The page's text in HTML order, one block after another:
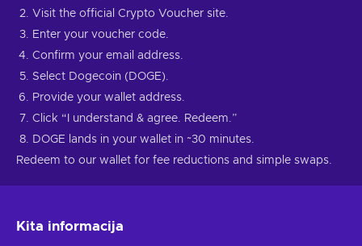
Visit the official Crypto Voucher site.
Enter your voucher code.
Confirm your email address.
Select Dogecoin (DOGE).
Provide your wallet address.
Click “I understand & agree. Redeem.”
DOGE lands in your wallet in ~30 minutes.
Redeem to our wallet for fee reductions and simple swaps.
Kita informacija